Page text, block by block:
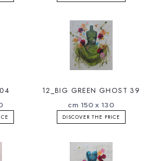
12_BIG GREEN GHOST 39
cm 150 x 130
DISCOVER THE PRICE